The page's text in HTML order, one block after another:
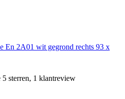
En 2A01 wit gegrond rechts 93 x
sterren, 1 klantreview